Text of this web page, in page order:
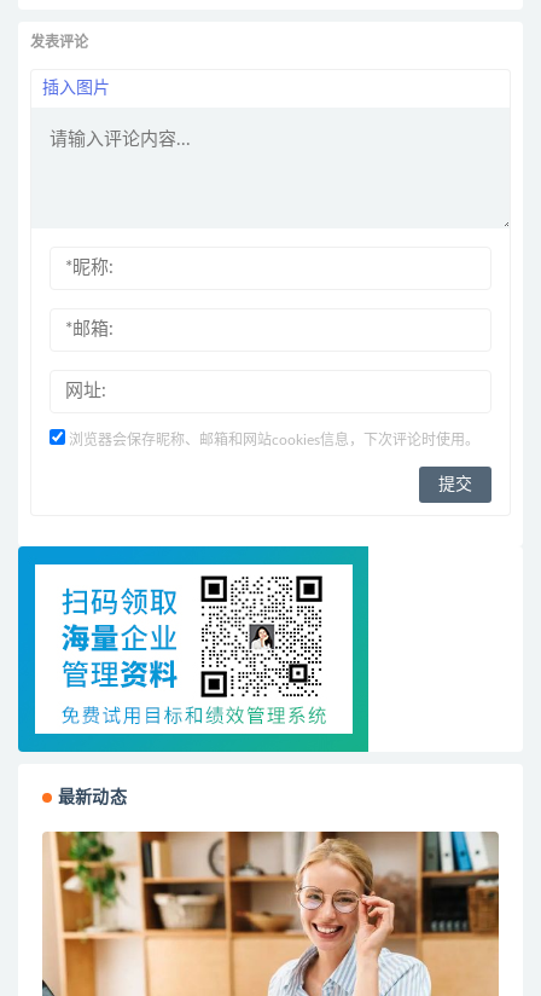
发表评论
插入图片
浏览器会保存昵称、邮箱和网站cookies信息，下次评论时使用。
最新动态